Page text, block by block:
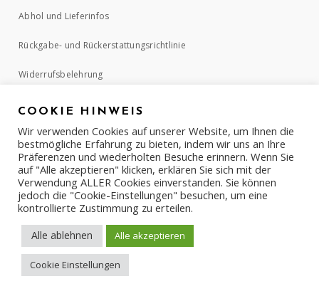
Abhol und Lieferinfos
Rückgabe- und Rückerstattungsrichtlinie
Widerrufsbelehrung
ZAHLUNGSMETHODEN
COOKIE HINWEIS
Wir verwenden Cookies auf unserer Website, um Ihnen die
bestmögliche Erfahrung zu bieten, indem wir uns an Ihre
Präferenzen und wiederholten Besuche erinnern. Wenn Sie
auf "Alle akzeptieren" klicken, erklären Sie sich mit der
Verwendung ALLER Cookies einverstanden. Sie können
jedoch die "Cookie-Einstellungen" besuchen, um eine
kontrollierte Zustimmung zu erteilen.
Alle ablehnen Alle akzeptieren
Cookie Einstellungen